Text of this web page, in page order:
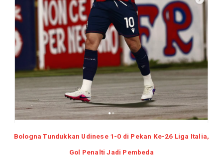
Bologna Tundukkan Udinese 1-0 di Pekan Ke-26 Liga Italia,
Gol Penalti Jadi Pembeda